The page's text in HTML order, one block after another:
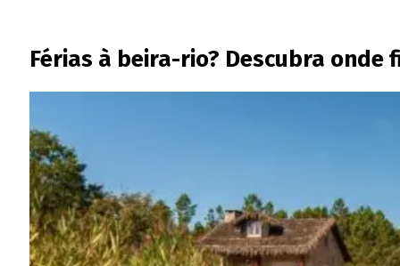
Férias à beira-rio? Descubra